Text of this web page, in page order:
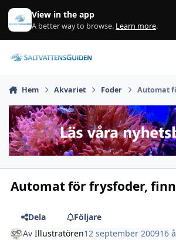
Gå till innehåll
View in the app
A better way to browse. Learn more.
Hem Akvariet Foder Automat
Automat för frysfoder,
Dela
Följare
AvIllustratören12 september 200916